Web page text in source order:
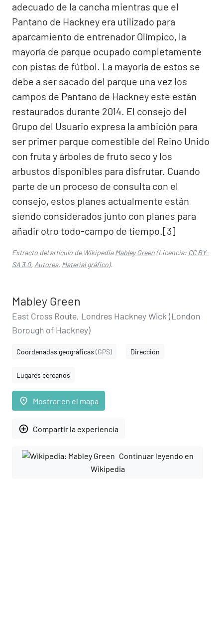
adecuado de la cancha mientras que el
Pantano de Hackney era utilizado para
aparcamiento de entrenador Olímpico, la
mayoría de parque ocupado completamente
con pistas de fútbol. La mayoría de estos se
debe a ser sacado del parque una vez los
campos de Pantano de Hackney este están
restaurados durante 2014. El consejo del
Grupo del Usuario expresa la ambición para
ser primer parque comestible del Reino Unido
con fruta y árboles de fruto seco y los
arbustos disponibles para disfrutar. Cuando
parte de un proceso de consulta con el
consejo, estos planes actualmente están
siendo considerados junto con planes para
añadir otro todo-campo de tiempo.[3]​
Extracto del artículo de WikipediaMabley Green(Licencia: CC BY-
SA 3.0, Autores, Material gráfico).
Mabley Green
East Cross Route, Londres Hackney Wick (London
Borough of Hackney)
Coordenadas geográficas (GPS) Dirección
Lugares cercanos
place Mostrar en el mapa
add_circle_outline Compartir la experiencia
Continuar leyendo en
Wikipedia